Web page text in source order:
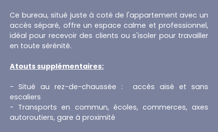
Ce bureau, situé juste à coté de l'appartement avec un
accès séparé, offre un espace calme et professionnel,
idéal pour recevoir des clients ou s'isoler pour travailler
en toute sérénité.
Atouts supplémentaires:
- Situé au rez-de-chaussée : accès aisé et sans
escaliers
- Transports en commun, écoles, commerces, axes
autoroutiers, gare à proximité